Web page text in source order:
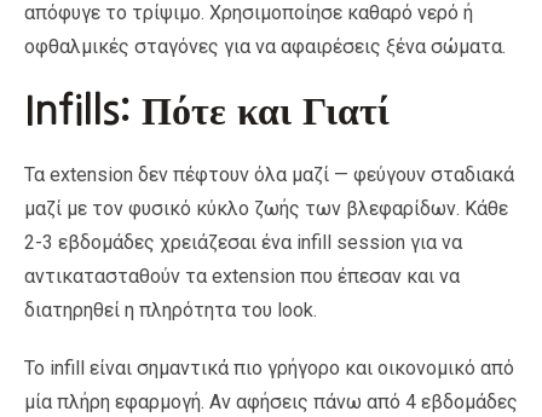
απόφυγε το τρίψιμο. Χρησιμοποίησε καθαρό νερό ή
οφθαλμικές σταγόνες για να αφαιρέσεις ξένα σώματα.
Infills: Πότε και Γιατί
Τα extension δεν πέφτουν όλα μαζί — φεύγουν σταδιακά
μαζί με τον φυσικό κύκλο ζωής των βλεφαρίδων. Κάθε
2-3 εβδομάδες χρειάζεσαι ένα infill session για να
αντικατασταθούν τα extension που έπεσαν και να
διατηρηθεί η πληρότητα του look.
Το infill είναι σημαντικά πιο γρήγορο και οικονομικό από
μία πλήρη εφαρμογή. Αν αφήσεις πάνω από 4 εβδομάδες